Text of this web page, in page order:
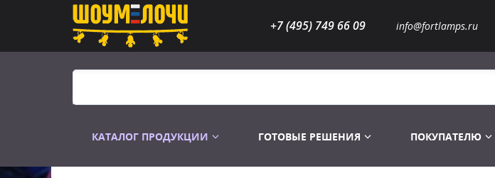
+7 (495) 749 66 09 info@fortlamps.ru
КАТАЛОГ ПРОДУКЦИИ ГОТОВЫЕ РЕШЕНИЯ ПОКУПАТЕЛЮ